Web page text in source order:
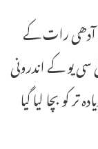
آدھی رات کے
سی یو کے اندرونی
تر کو بچا لیا گیا